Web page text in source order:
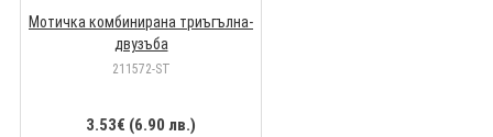
Мотичка комбинирана триъгълна-
двузъба
211572-ST
3.53€ (6.90 лв.)